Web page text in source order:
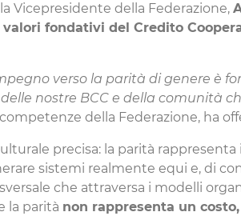
Vicepresidente della Federazione,
valori fondativi del Credito
verso la parità di genere è
nostre BCC e della comunità
della Federazione, ha
precisa: la parità
sistemi realmente equi e, di
che attraversa i modelli
la parità non rappresenta un